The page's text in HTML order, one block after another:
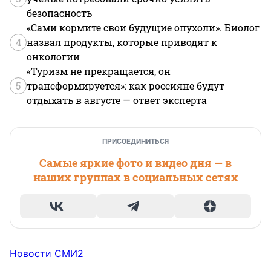
безопасность
4
«Сами кормите свои будущие опухоли». Биолог
назвал продукты, которые приводят к
онкологии
5
«Туризм не прекращается, он
трансформируется»: как россияне будут
отдыхать в августе — ответ эксперта
ПРИСОЕДИНИТЬСЯ
Самые яркие фото и видео дня — в
наших группах в социальных сетях
Новости СМИ2